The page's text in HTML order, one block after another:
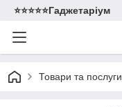
⭐️⭐️⭐️⭐️⭐️Гаджетаріум
Товари та послуги